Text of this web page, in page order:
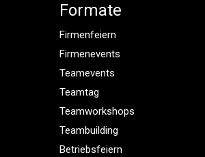
Formate
Firmenfeiern
Firmenevents
Teamevents
Teamtag
Teamworkshops
Teambuilding
Betriebsfeiern